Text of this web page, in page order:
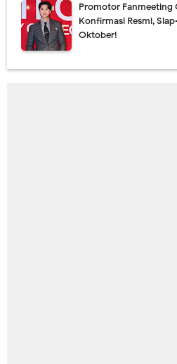
Promotor Fanmeeting
Konfirmasi Resmi,
Oktober!